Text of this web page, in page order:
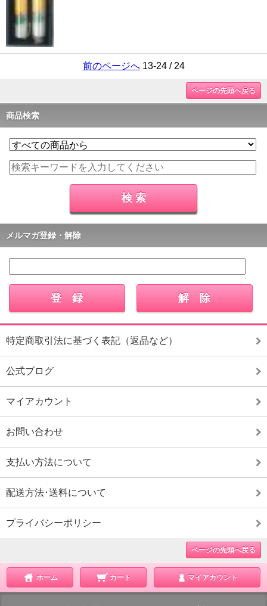
前のページへ13-24 / 24
ページの先頭へ戻る
商品検索
メルマガ登録・解除
特定商取引法に基づく表記（返品など）
公式ブログ
マイアカウント
お問い合わせ
支払い方法について
配送方法･送料について
プライバシーポリシー
ページの先頭へ戻る
ホーム カート マイアカウント